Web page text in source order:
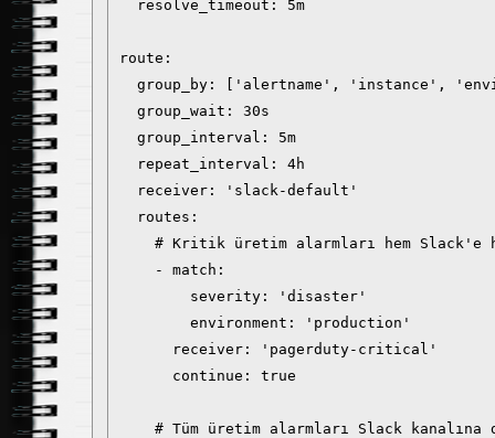
  resolve_timeout: 5m
route:
group_by: ['alertname', 'instance',
  group_wait: 30s
  group_interval: 5m
  repeat_interval: 4h
  receiver: 'slack-default'
  routes:
# Kritik üretim alarmları hem Slack'e
    - match:
        severity: 'disaster'
        environment: 'production'
      receiver: 'pagerduty-critical'
      continue: true
# Tüm üretim alarmları Slack kanalına